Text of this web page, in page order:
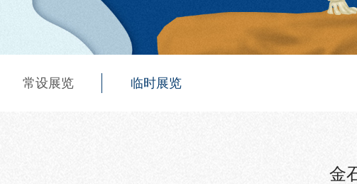
常设展览 临时展览
金